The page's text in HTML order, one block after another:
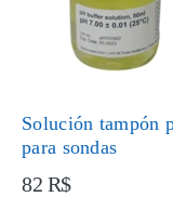
Solución tampón
para sondas
82 R$